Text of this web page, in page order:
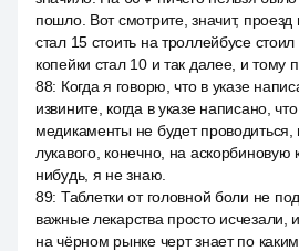
пошло. Вот смотрите, значит, проезд
стал 15 стоить на троллейбусе
копейки стал 10 и так далее, и тому
88: Когда я говорю, что в указе
извините, когда в указе написано,
медикаменты не будет проводиться,
лукавого, конечно, на аскорбиновую
нибудь, я не знаю.
89: Таблетки от головной боли не
важные лекарства просто
на чёрном рынке черт знает по